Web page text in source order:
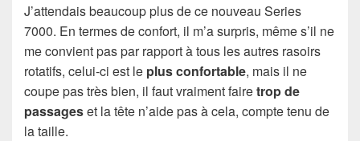
J’attendais beaucoup plus de ce nouveau Series
7000. En termes de confort, il m’a surpris, même s’il ne
me convient pas par rapport à tous les autres rasoirs
rotatifs, celui-ci est le plus confortable, mais il ne
coupe pas très bien, il faut vraiment fairetrop de
passageset la tête n’aide pas à cela, compte tenu de
la taille.